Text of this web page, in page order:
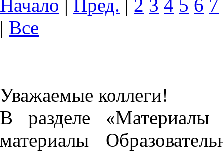
Начало | Пред. | 2 3 4 5 6 7
| Все
Уважаемые коллеги!
В разделе «Материалы
материалы